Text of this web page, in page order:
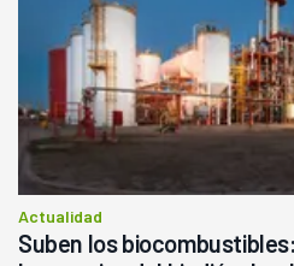
Actualidad
Suben los